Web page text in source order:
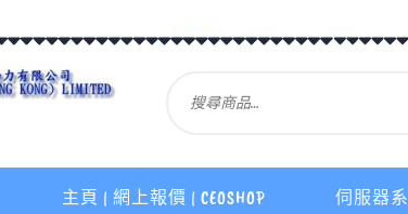
主頁 | 網上報價 | CEOSHOP 伺服器